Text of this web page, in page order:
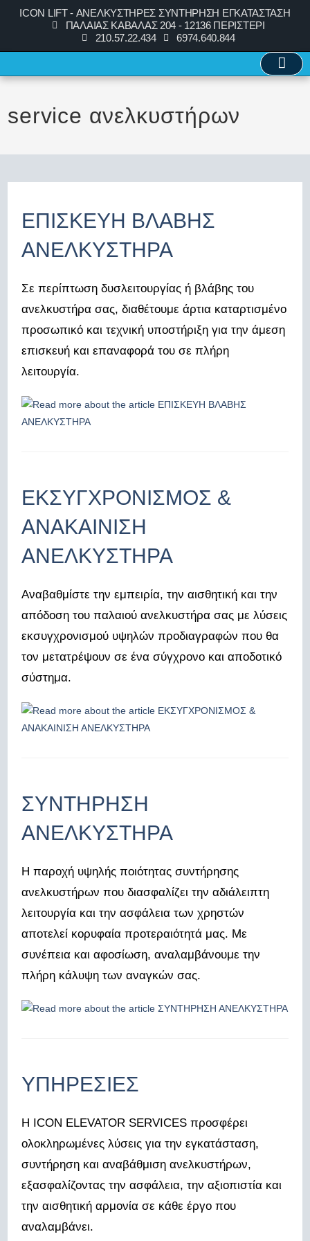
ICON LIFT - ΑΝΕΛΚΥΣΤΗΡΕΣ ΣΥΝΤΗΡΗΣΗ ΕΓΚΑΤΑΣΤΑΣΗ
ΠΑΛΑΙΑΣ ΚΑΒΑΛΑΣ 204 - 12136 ΠΕΡΙΣΤΕΡΙ
210.57.22.434
6974.640.844
service ανελκυστήρων
ΕΠΙΣΚΕΥΗ ΒΛΑΒΗΣ
ΑΝΕΛΚΥΣΤΗΡΑ
Σε περίπτωση δυσλειτουργίας ή βλάβης του
ανελκυστήρα σας, διαθέτουμε άρτια καταρτισμένο
προσωπικό και τεχνική υποστήριξη για την άμεση
επισκευή και επαναφορά του σε πλήρη
λειτουργία.
ΕΚΣΥΓΧΡΟΝΙΣΜΟΣ &
ΑΝΑΚΑΙΝΙΣΗ
ΑΝΕΛΚΥΣΤΗΡΑ
Αναβαθμίστε την εμπειρία, την αισθητική και την
απόδοση του παλαιού ανελκυστήρα σας με λύσεις
εκσυγχρονισμού υψηλών προδιαγραφών που θα
τον μετατρέψουν σε ένα σύγχρονο και αποδοτικό
σύστημα.
ΣΥΝΤΗΡΗΣΗ
ΑΝΕΛΚΥΣΤΗΡΑ
Η παροχή υψηλής ποιότητας συντήρησης
ανελκυστήρων που διασφαλίζει την αδιάλειπτη
λειτουργία και την ασφάλεια των χρηστών
αποτελεί κορυφαία προτεραιότητά μας. Με
συνέπεια και αφοσίωση, αναλαμβάνουμε την
πλήρη κάλυψη των αναγκών σας.
ΥΠΗΡΕΣΙΕΣ
Η ICON ELEVATOR SERVICES προσφέρει
ολοκληρωμένες λύσεις για την εγκατάσταση,
συντήρηση και αναβάθμιση ανελκυστήρων,
εξασφαλίζοντας την ασφάλεια, την αξιοπιστία και
την αισθητική αρμονία σε κάθε έργο που
αναλαμβάνει.